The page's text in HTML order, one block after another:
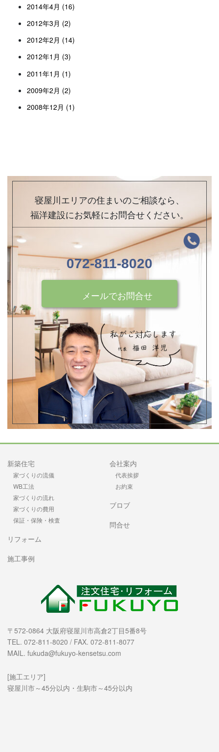
2014年4月 (16)
2012年3月 (2)
2012年2月 (14)
2012年1月 (3)
2011年1月 (1)
2009年2月 (2)
2008年12月 (1)
寝屋川エリアの住まいのご相談なら、
福洋建設にお気軽にお問合せください。
072-811-8020
メールでお問合せ
新築住宅
家づくりの流儀
WB工法
家づくりの流れ
家づくりの費用
保証・保険・検査
リフォーム
施工事例
会社案内
代表挨拶
お約束
ブロブ
問合せ
〒572-0864 大阪府寝屋川市高倉2丁目5番8号
TEL. 072-811-8020 / FAX. 072-811-8077
MAIL. fukuda@fukuyo-kensetsu.com
[施工エリア]
寝屋川市～45分以内・生駒市～45分以内